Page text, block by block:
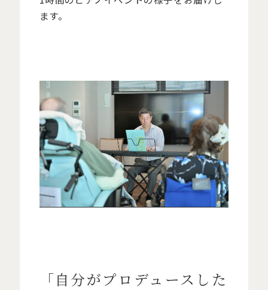
ます。
「自分がプロデュースした